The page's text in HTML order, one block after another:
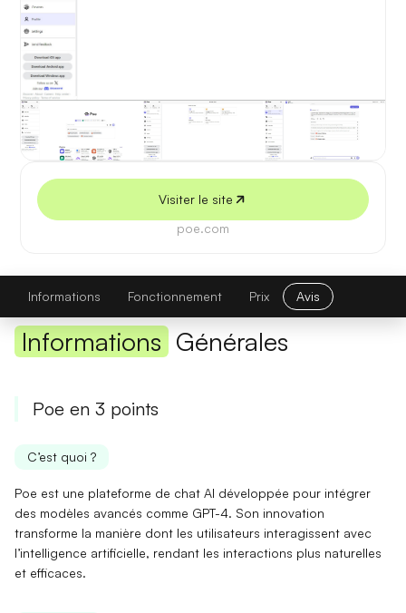
5 juillet 2026
Visiter le site
poe.com
Poe
Visiter le site
Informations
Fonctionnement Prix Avis
Informations Générales
Poe en 3 points
C’est quoi ?
Poe est une plateforme de chat AI développée pour intégrer
des modèles avancés comme GPT-4. Son innovation
transforme la manière dont les utilisateurs interagissent avec
l’intelligence artificielle, rendant les interactions plus naturelles
et efficaces.